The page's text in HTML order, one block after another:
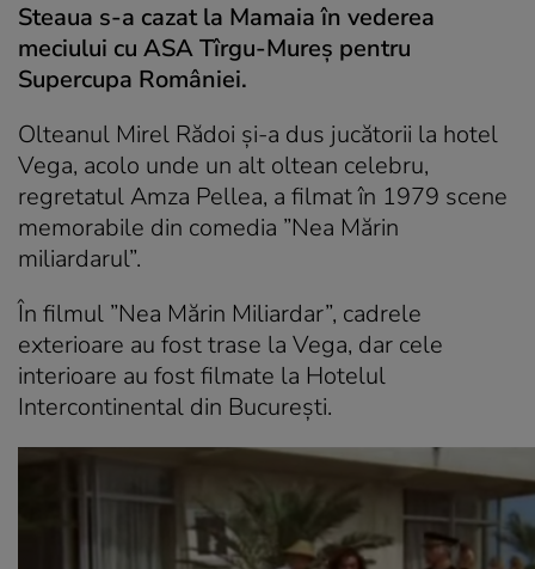
Steaua s-a cazat la Mamaia în vederea
meciului cu ASA Tîrgu-Mureș pentru
Supercupa României.
Olteanul Mirel Rădoi și-a dus jucătorii la hotel
Vega, acolo unde un alt oltean celebru,
regretatul Amza Pellea, a filmat în 1979 scene
memorabile din comedia ”Nea Mărin
miliardarul”.
În filmul ”Nea Mărin Miliardar”, cadrele
exterioare au fost trase la Vega, dar cele
interioare au fost filmate la Hotelul
Intercontinental din București.